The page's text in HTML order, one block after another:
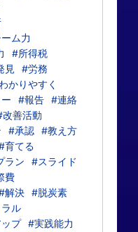
ム力
#所得税
見
#労務
かりやすく
#報告 #連絡
改善活動
#承認 #教え方
育てる
ラン
#スライド
費
解決 #脱炭素
ル
プ #実践能力